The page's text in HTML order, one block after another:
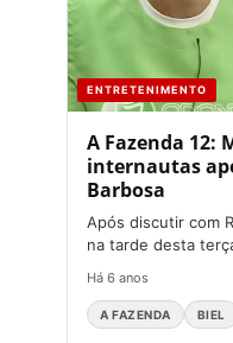
ENTRETENIMENTO
A Fazenda 12:
internautas
Barbosa
Após discutir com
na tarde desta
Há 6 anos
A FAZENDA BIEL